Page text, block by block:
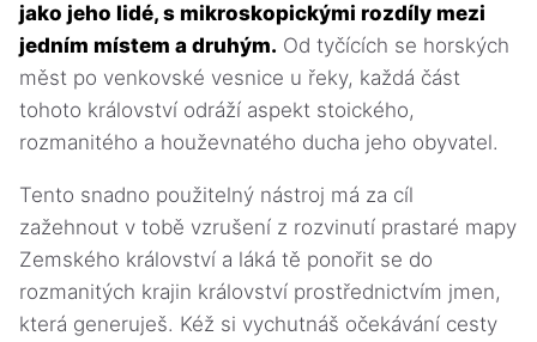
jako jeho lidé, s mikroskopickými rozdíly mezi
jedním místem a druhým. Od tyčících se horských
měst po venkovské vesnice u řeky, každá část
tohoto království odráží aspekt stoického,
rozmanitého a houževnatého ducha jeho obyvatel.
Tento snadno použitelný nástroj má za cíl
zažehnout v tobě vzrušení z rozvinutí prastaré mapy
Zemského království a láká tě ponořit se do
rozmanitých krajin království prostřednictvím jmen,
která generuješ. Kéž si vychutnáš očekávání cesty